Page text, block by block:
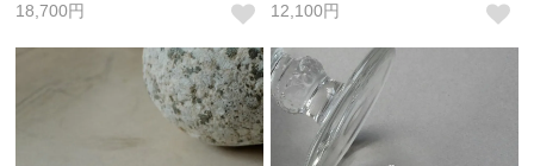
18,700円
12,100円